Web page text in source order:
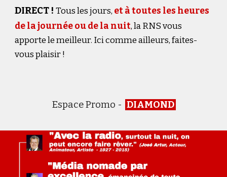
DIRECT ! Tous les jours, et à toutes les heures
de la journée ou de la nuit, la RNS vous
apporte le meilleur. Ici comme ailleurs, faites-
vous plaisir !
Espace Promo - DIAMOND